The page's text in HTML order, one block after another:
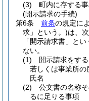
(3)
町内に存する
(開示請求の手続)
第6条
前条の規定に
求」という。)は、
「開示請求書」とい
ない。
(1)
開示請求をす
若しくは事業所の
氏名
(2)
公文書の名称
るに足りる事項